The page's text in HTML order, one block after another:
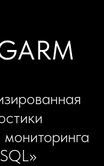
мониторинга